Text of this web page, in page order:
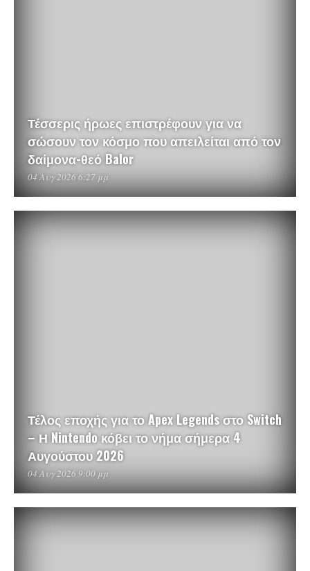
Τέσσερις ήρωες επιστρέφουν για να
σώσουν τον κόσμο που απειλείται από τον
δαίμονα-θεό Balor
04 Αυγ 2026 6:27 μμ
Τέλος εποχής για το Apex Legends στο Switch
– Η Nintendo κόβει το νήμα σήμερα 4
Αυγούστου 2026
04 Αυγ 2026 9:00 μμ